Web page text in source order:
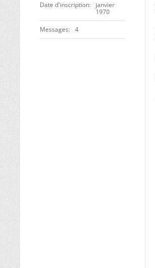
Date d'inscription
janvier
1970
Messages 4